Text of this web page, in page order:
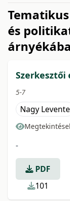
és
Szerkesztői
5-7
Nagy Levente
-
PDF
101